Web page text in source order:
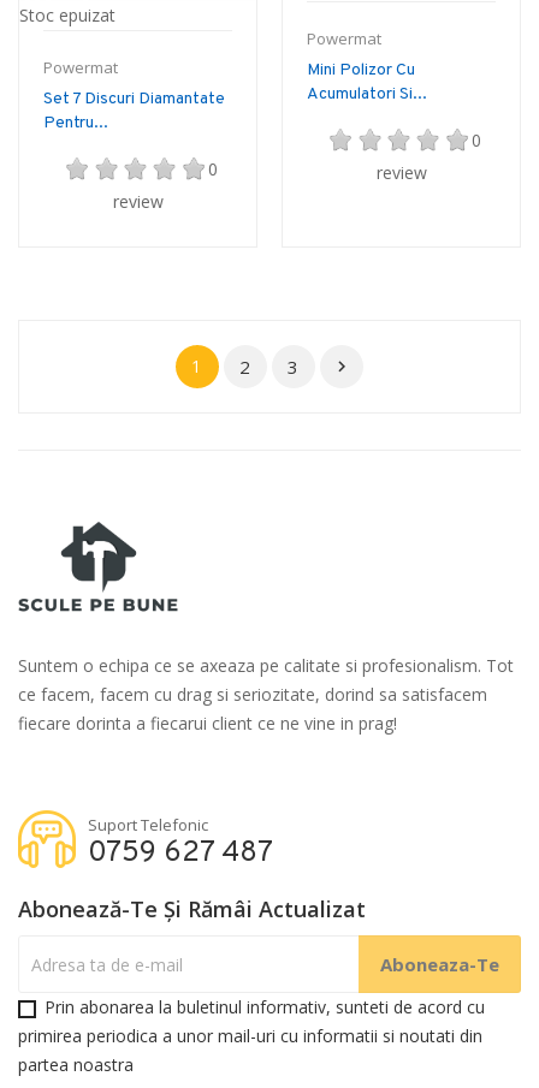
Stoc epuizat
Powermat
Set 7 Discuri Diamantate
Pentru...
0
review
Powermat
Mini Polizor Cu
Acumulatori Si...
0
review
1 2 3 
Suntem o echipa ce se axeaza pe calitate si profesionalism. Tot
ce facem, facem cu drag si seriozitate, dorind sa satisfacem
fiecare dorinta a fiecarui client ce ne vine in prag!
Suport Telefonic
0759 627 487
Abonează-Te Și Rămâi Actualizat
Prin abonarea la buletinul informativ, sunteti de acord cu
primirea periodica a unor mail-uri cu informatii si noutati din
partea noastra